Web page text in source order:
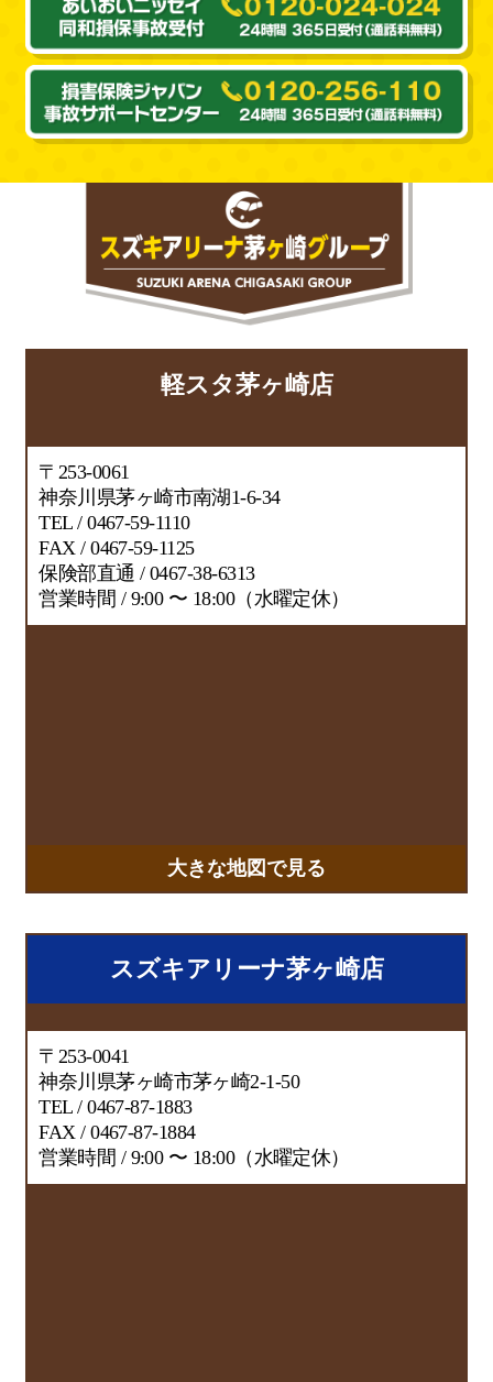
軽スタ茅ヶ崎店
〒253-0061
神奈川県茅ヶ崎市南湖1-6-34
TEL / 0467-59-1110
FAX / 0467-59-1125
保険部直通 / 0467-38-6313
営業時間 / 9:00 〜 18:00（水曜定休）
大きな地図で見る
スズキアリーナ茅ヶ崎店
〒253-0041
神奈川県茅ヶ崎市茅ヶ崎2-1-50
TEL / 0467-87-1883
FAX / 0467-87-1884
営業時間 / 9:00 〜 18:00（水曜定休）